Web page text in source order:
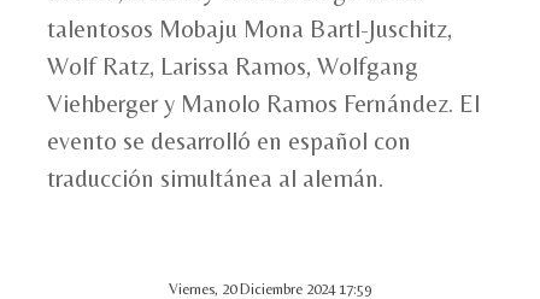
talentosos Mobaju Mona Bartl-Juschitz,
Wolf Ratz, Larissa Ramos, Wolfgang
Viehberger y Manolo Ramos Fernández. El
evento se desarrolló en español con
traducción simultánea al alemán.
Viernes, 20 Diciembre 2024 17:59